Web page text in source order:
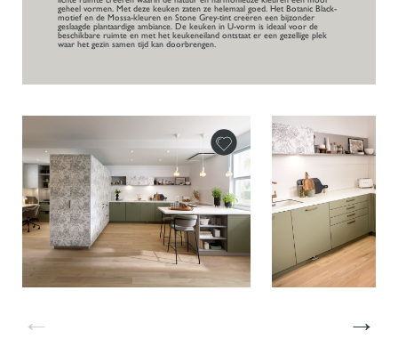
geheel vormen. Met deze keuken zaten ze helemaal goed. Het Botanic Black-
motief en de Mossa-kleuren en Stone Grey-tint creëren een bijzonder
geslaagde plantaardige ambiance. De keuken in U-vorm is ideaal voor de
beschikbare ruimte en met het keukeneiland ontstaat er een gezellige plek
waar het gezin samen tijd kan doorbrengen.
← →